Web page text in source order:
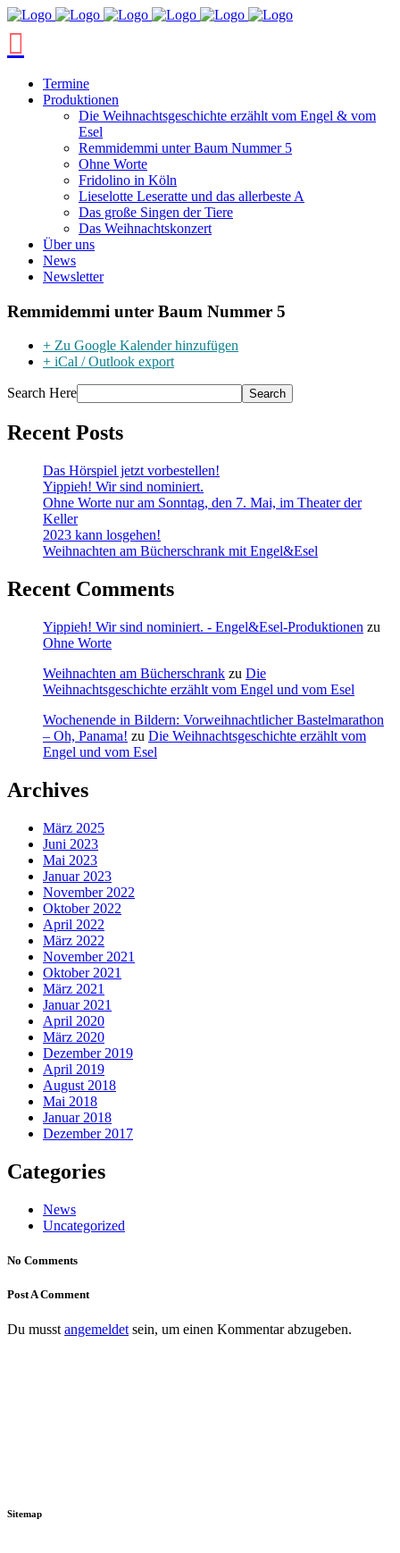
Termine
Produktionen
Die Weihnachtsgeschichte erzählt vom Engel & vom
Esel
Remmidemmi unter Baum Nummer 5
Ohne Worte
Fridolino in Köln
Lieselotte Leseratte und das allerbeste A
Das große Singen der Tiere
Das Weihnachtskonzert
Über uns
News
Newsletter
Remmidemmi unter Baum Nummer 5
+ Zu Google Kalender hinzufügen
+ iCal / Outlook export
Search Here
Recent Posts
Das Hörspiel jetzt vorbestellen!
Yippieh! Wir sind nominiert.
Ohne Worte nur am Sonntag, den 7. Mai, im Theater der
Keller
2023 kann losgehen!
Weihnachten am Bücherschrank mit Engel&Esel
Recent Comments
Yippieh! Wir sind nominiert. - Engel&Esel-Produktionen zu
Ohne Worte
Weihnachten am Bücherschrank zu Die
Weihnachtsgeschichte erzählt vom Engel und vom Esel
Wochenende in Bildern: Vorweihnachtlicher Bastelmarathon
– Oh, Panama! zu Die Weihnachtsgeschichte erzählt vom
Engel und vom Esel
Archives
März 2025
Juni 2023
Mai 2023
Januar 2023
November 2022
Oktober 2022
April 2022
März 2022
November 2021
Oktober 2021
März 2021
Januar 2021
April 2020
März 2020
Dezember 2019
April 2019
August 2018
Mai 2018
Januar 2018
Dezember 2017
Categories
News
Uncategorized
No Comments
Post A Comment
Du musst angemeldet sein, um einen Kommentar abzugeben.
Sitemap